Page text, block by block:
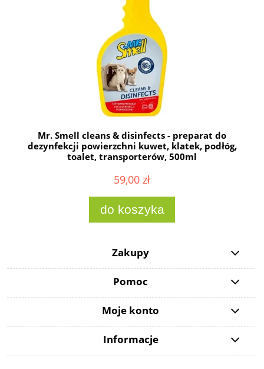
Mr. Smell cleans & disinfects - preparat do
dezynfekcji powierzchni kuwet, klatek, podłóg,
toalet, transporterów, 500ml
59,00 zł
do koszyka
Zakupy
Pomoc
Moje konto
Informacje